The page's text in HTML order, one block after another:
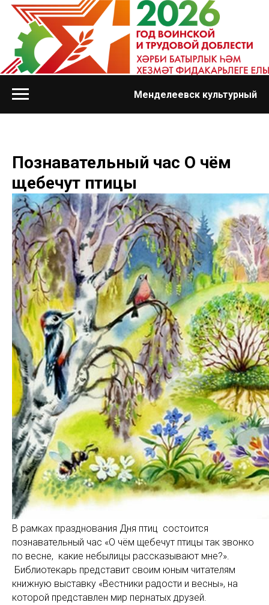
Менделеевск культурный
Познавательный час О чём
щебечут птицы
В рамках празднования Дня птиц состоится
познавательный час «О чём щебечут птицы так звонко
по весне, какие небылицы рассказывают мне?».
Библиотекарь представит своим юным читателям
книжную выставку «Вестники радости и весны», на
которой представлен мир пернатых друзей.